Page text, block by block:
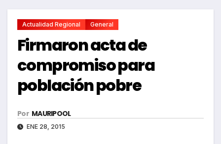
Actualidad Regional General
Firmaron acta de
compromiso para
población pobre
Por MAURIPOOL
ENE 28, 2015